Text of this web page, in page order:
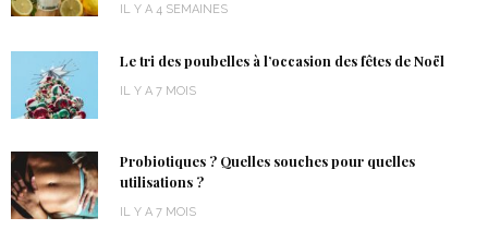
IL Y A 4 SEMAINES
Le tri des poubelles à l’occasion des fêtes de Noël
IL Y A 7 MOIS
Probiotiques ? Quelles souches pour quelles
utilisations ?
IL Y A 7 MOIS